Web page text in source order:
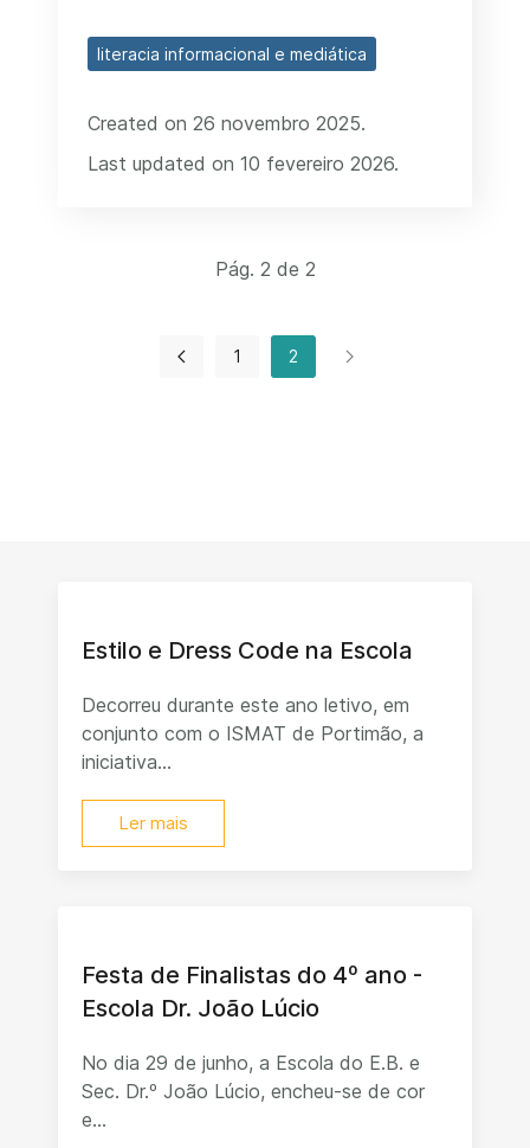
literacia informacional e mediática
Created on 26 novembro 2025.
Last updated on 10 fevereiro 2026.
Pág. 2 de 2
1 2
Estilo e Dress Code na Escola
Decorreu durante este ano letivo, em
conjunto com o ISMAT de Portimão, a
iniciativa...
Ler mais
Festa de Finalistas do 4º ano -
Escola Dr. João Lúcio
No dia 29 de junho, a Escola do E.B. e
Sec. Dr.º João Lúcio, encheu-se de cor
e...